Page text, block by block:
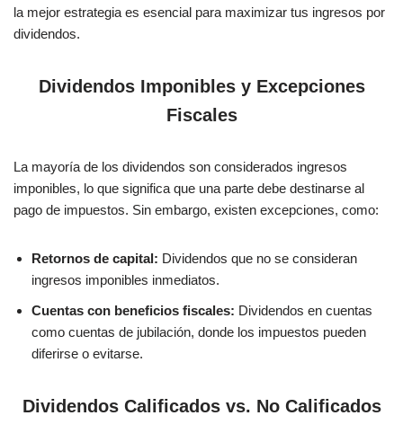
la mejor estrategia es esencial para maximizar tus ingresos por
dividendos.
Dividendos Imponibles y Excepciones
Fiscales
La mayoría de los dividendos son considerados ingresos
imponibles, lo que significa que una parte debe destinarse al
pago de impuestos. Sin embargo, existen excepciones, como:
Retornos de capital: Dividendos que no se consideran
ingresos imponibles inmediatos.
Cuentas con beneficios fiscales: Dividendos en cuentas
como cuentas de jubilación, donde los impuestos pueden
diferirse o evitarse.
Dividendos Calificados vs. No Calificados